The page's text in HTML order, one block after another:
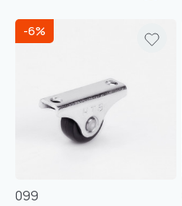
-6%
099